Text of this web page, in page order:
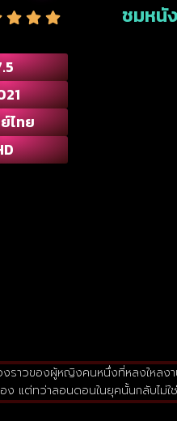
ไทย
ชมหนั
ราวของผู้หญิงคนหนึ่งที่หลงใหล
ง แต่ทว่าลอนดอนในยุคนั้นกลับไม่